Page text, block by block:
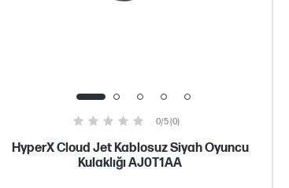
0/5 (0)
HyperX Cloud Jet Kablosuz Siyah Oyuncu
Kulaklığı AJ0T1AA